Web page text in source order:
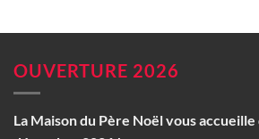
OUVERTURE 2026
La Maison du Père Noël vous